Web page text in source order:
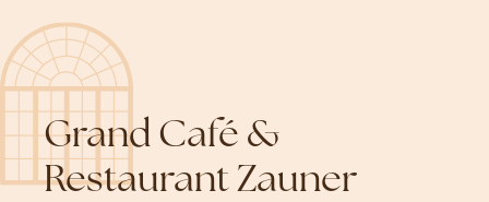
Grand Café &
Restaurant Zauner